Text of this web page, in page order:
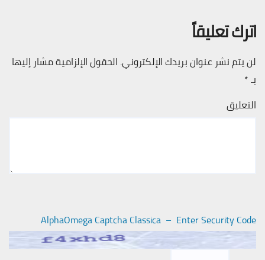
اترك تعليقاً
لن يتم نشر عنوان بريدك الإلكتروني. الحقول الإلزامية مشار إليها
بـ*
التعليق
AlphaOmega Captcha Classica – Enter Security Code